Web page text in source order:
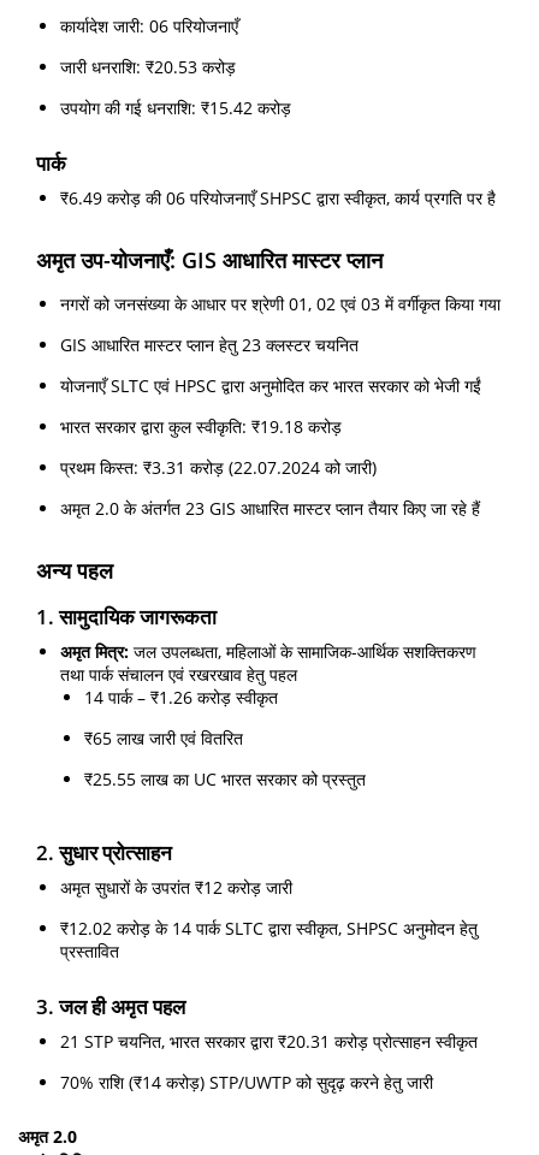
कार्यादेश जारी: 06 परियोजनाएँ
जारी धनराशि: ₹20.53 करोड़
उपयोग की गई धनराशि: ₹15.42 करोड़
पार्क
₹6.49 करोड़ की 06 परियोजनाएँ SHPSC द्वारा स्वीकृत, कार्य प्रगति पर है
अमृत उप-योजनाएँ: GIS आधारित मास्टर प्लान
नगरों को जनसंख्या के आधार पर श्रेणी 01, 02 एवं 03 में वर्गीकृत किया गया
GIS आधारित मास्टर प्लान हेतु 23 क्लस्टर चयनित
योजनाएँ SLTC एवं HPSC द्वारा अनुमोदित कर भारत सरकार को भेजी गईं
भारत सरकार द्वारा कुल स्वीकृति: ₹19.18 करोड़
प्रथम किस्त: ₹3.31 करोड़ (22.07.2024 को जारी)
अमृत 2.0 के अंतर्गत 23 GIS आधारित मास्टर प्लान तैयार किए जा रहे हैं
अन्य पहल
1. सामुदायिक जागरूकता
अमृत मित्र: जल उपलब्धता, महिलाओं के सामाजिक-आर्थिक सशक्तिकरण
तथा पार्क संचालन एवं रखरखाव हेतु पहल
14 पार्क – ₹1.26 करोड़ स्वीकृत
₹65 लाख जारी एवं वितरित
₹25.55 लाख का UC भारत सरकार को प्रस्तुत
2. सुधार प्रोत्साहन
अमृत सुधारों के उपरांत ₹12 करोड़ जारी
₹12.02 करोड़ के 14 पार्क SLTC द्वारा स्वीकृत, SHPSC अनुमोदन हेतु
प्रस्तावित
3. जल ही अमृत पहल
21 STP चयनित, भारत सरकार द्वारा ₹20.31 करोड़ प्रोत्साहन स्वीकृत
70% राशि (₹14 करोड़) STP/UWTP को सुदृढ़ करने हेतु जारी
अमृत 2.0